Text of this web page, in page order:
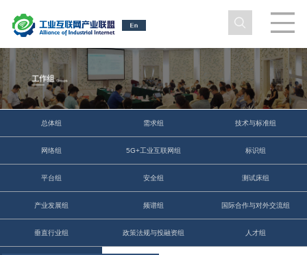
总体组 需求组 技术与标准组
网络组 5G+工业互联网组 标识组
平台组 安全组 测试床组
产业发展组 频谱组 国际合作与对外交流组
垂直行业组 政策法规与投融资组 人才组